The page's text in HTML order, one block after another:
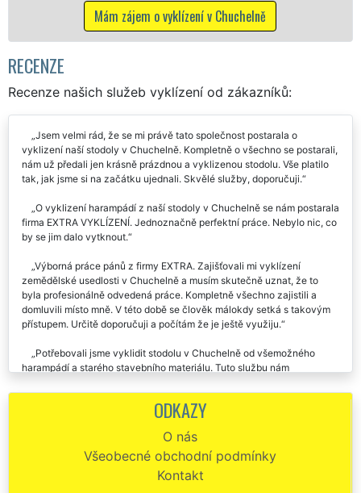
zájem o vyklízení v Chuchelně
RECENZE
Recenze našich služeb vyklízení od zákazníků:
Jsem velmi rád, že se mi právě tato společnost postarala o
vyklizení naší stodoly v Chuchelně. Kompletně o všechno se postarali,
nám už předali jen krásně prázdnou a vyklizenou stodolu. Vše platilo
tak, jak jsme si na začátku ujednali. Skvělé služby, doporučuji.
O vyklizení harampádí z naší stodoly v Chuchelně se nám postarala
firma EXTRA VYKLÍZENÍ. Jednoznačně perfektní práce. Nebylo nic, co
by se jim dalo vytknout.
Výborná práce pánů z firmy EXTRA. Zajišťovali mi vyklízení
zemědělské usedlosti v Chuchelně a musím skutečně uznat, že to
byla profesionálně odvedená práce. Kompletně všechno zajistili a
domluvili místo mně. V této době se člověk málokdy setká s takovým
přístupem. Určitě doporučuji a počítám že je ještě využiju.
Potřebovali jsme vyklidit stodolu v Chuchelně od všemožného
harampádí a starého stavebního materiálu. Tuto službu nám
děkujeme. Děkujeme a budeme všude v Chuchelně chválit.
Jménem mých rodičů by jsem vám chtěla poděkovat za včerejší
vyklízení jejich usedlosti v Chuchelně. Byli s vámi velmi spokojeni a
ODKAZY
O nás
Všeobecné obchodní podmínky
Kontakt